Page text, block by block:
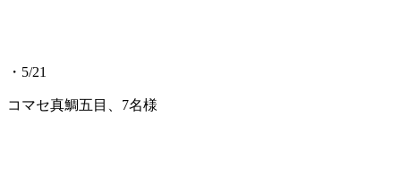
・5/21
コマセ真鯛五目、7名様